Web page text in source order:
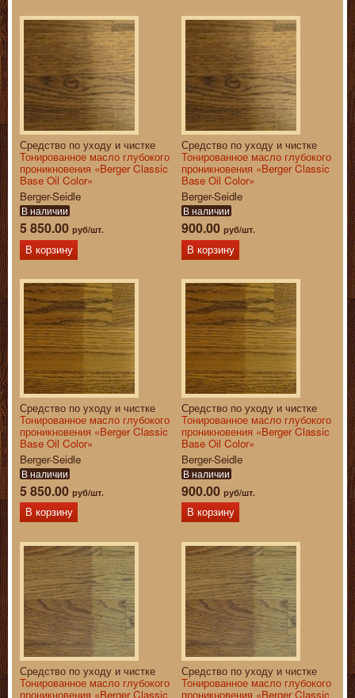
Средство по уходу и чистке
Тонированное масло глубокого
проникновения «Berger Classic
Base Oil Color»
Berger-Seidle
В наличии
5 850.00 руб/шт.
В корзину
Средство по уходу и чистке
Тонированное масло глубокого
проникновения «Berger Classic
Base Oil Color»
Berger-Seidle
В наличии
900.00 руб/шт.
В корзину
Средство по уходу и чистке
Тонированное масло глубокого
проникновения «Berger Classic
Base Oil Color»
Berger-Seidle
В наличии
5 850.00 руб/шт.
В корзину
Средство по уходу и чистке
Тонированное масло глубокого
проникновения «Berger Classic
Base Oil Color»
Berger-Seidle
В наличии
900.00 руб/шт.
В корзину
Средство по уходу и чистке
Тонированное масло глубокого
проникновения «Berger Classic
Средство по уходу и чистке
Тонированное масло глубокого
проникновения «Berger Classic